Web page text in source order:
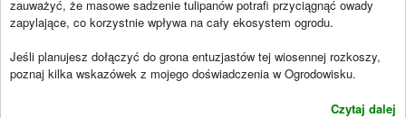
zauważyć, że masowe sadzenie tulipanów potrafi przyciągnąć owady
zapylające, co korzystnie wpływa na cały ekosystem ogrodu.
Jeśli planujesz dołączyć do grona entuzjastów tej wiosennej rozkoszy,
poznaj kilka wskazówek z mojego doświadczenia w Ogrodowisku.
Czytaj dalej